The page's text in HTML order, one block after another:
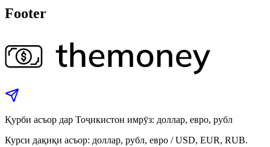
Footer
Қурби асъор дар Тоҷикистон имрӯз: доллар, евро, рубл
Курси дақиқи асъор: доллар, рубл, евро / USD, EUR, RUB.